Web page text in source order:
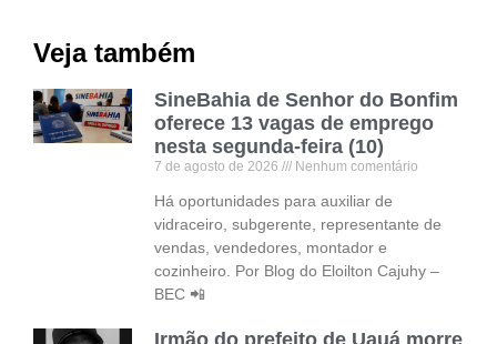
Veja também
SineBahia de Senhor do Bonfim
oferece 13 vagas de emprego
nesta segunda-feira (10)
7 de agosto de 2026 Nenhum comentário
Há oportunidades para auxiliar de
vidraceiro, subgerente, representante de
vendas, vendedores, montador e
cozinheiro. Por Blog do Eloilton Cajuhy –
BEC 📲
Irmão do prefeito de Uauá morre